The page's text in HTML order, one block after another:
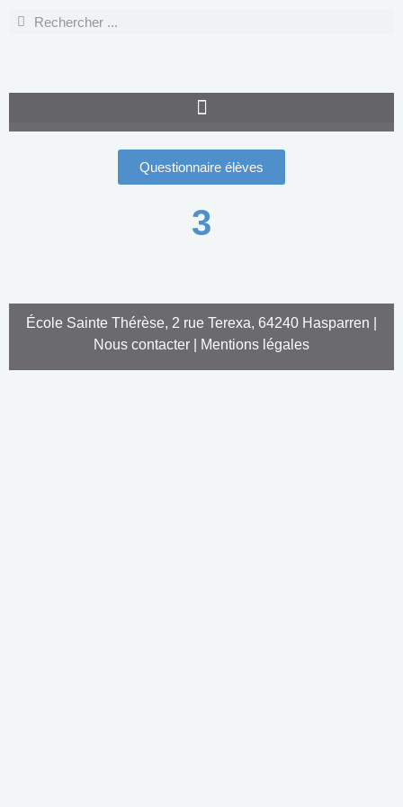
Questionnaire élèves
3
École Sainte Thérèse, 2 rue Terexa, 64240 Hasparren |
Nous contacter
Mentions légales